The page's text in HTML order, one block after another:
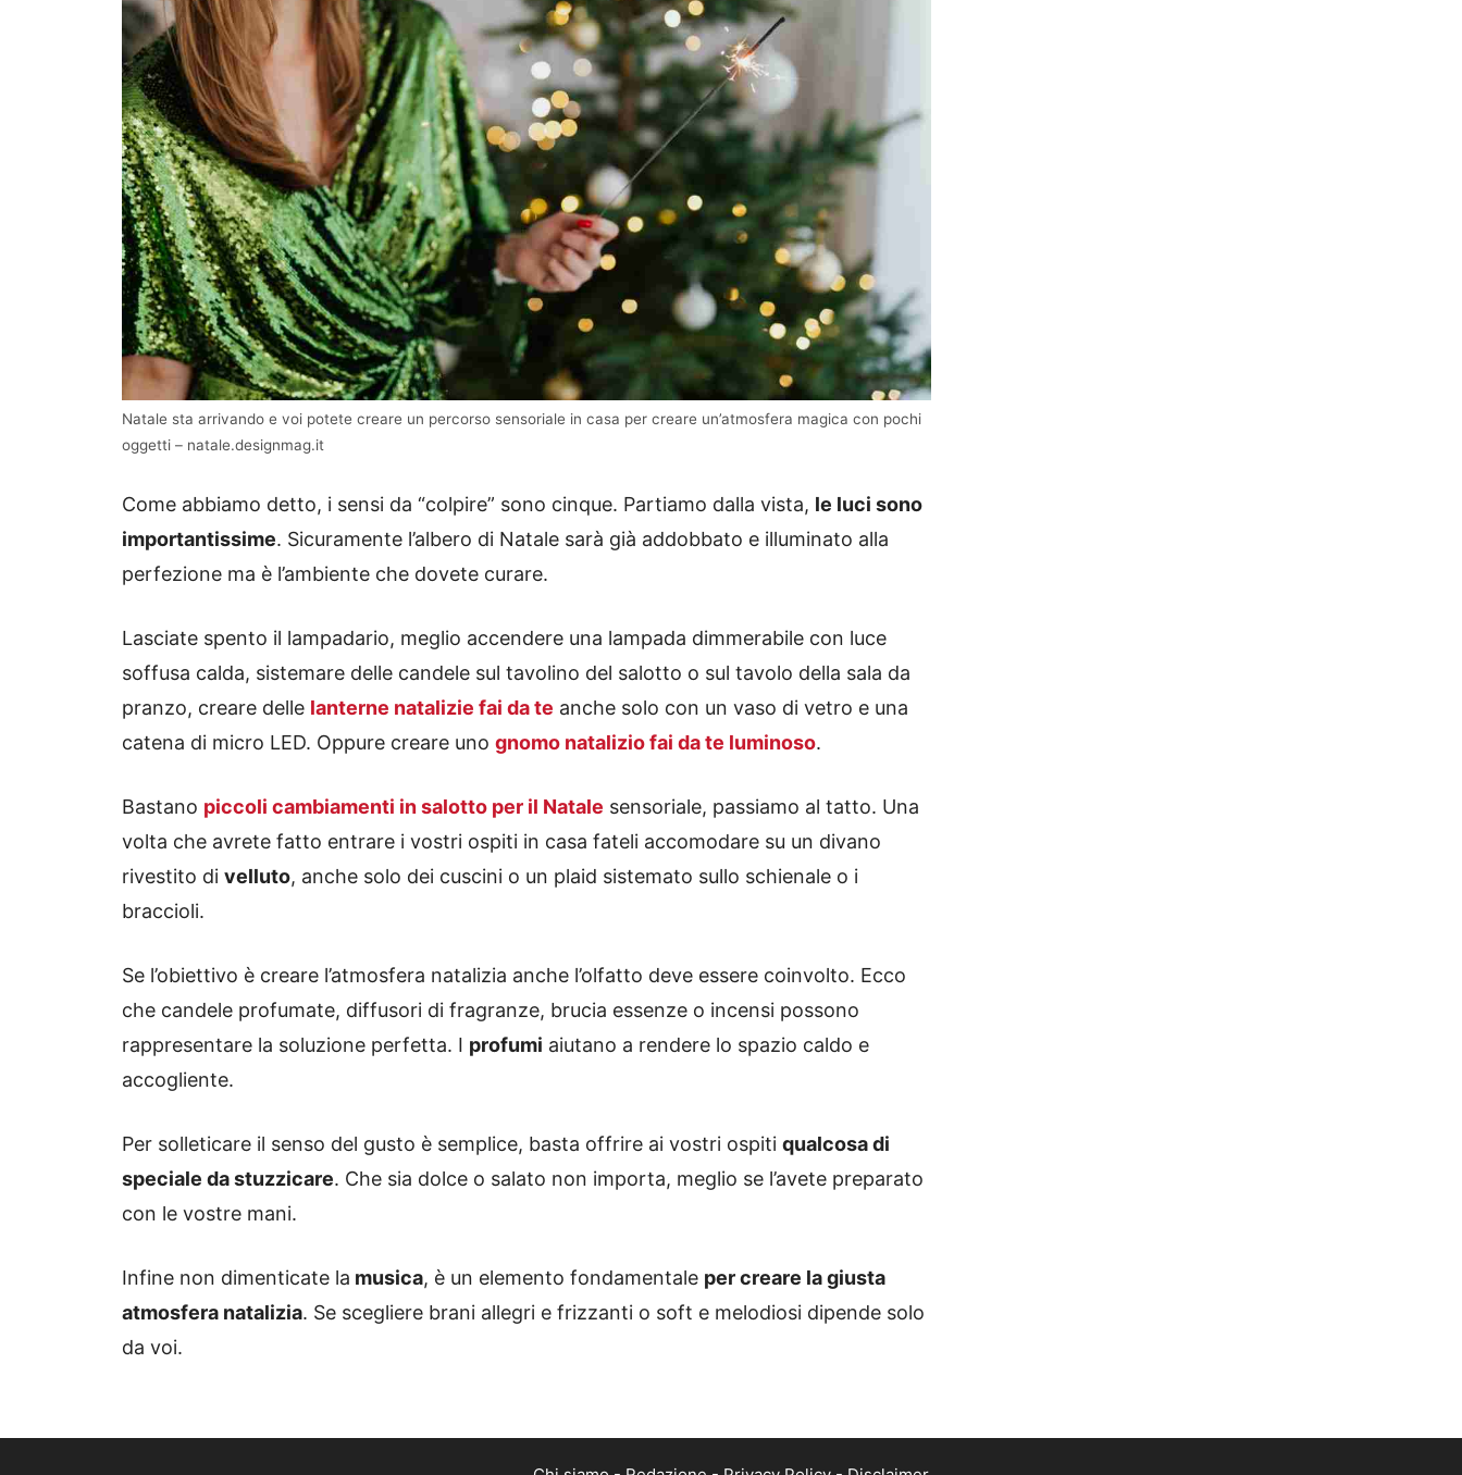
Natale sta arrivando e voi potete creare un percorso sensoriale in casa per creare un’atmosfera magica con pochi
oggetti – natale.designmag.it
Come abbiamo detto, i sensi da “colpire” sono cinque. Partiamo dalla vista, le luci sono
importantissime. Sicuramente l’albero di Natale sarà già addobbato e illuminato alla
perfezione ma è l’ambiente che dovete curare.
Lasciate spento il lampadario, meglio accendere una lampada dimmerabile con luce
soffusa calda, sistemare delle candele sul tavolino del salotto o sul tavolo della sala da
pranzo, creare delle lanterne natalizie fai da te anche solo con un vaso di vetro e una
catena di micro LED. Oppure creare uno gnomo natalizio fai da te luminoso.
Bastano piccoli cambiamenti in salotto per il Natale sensoriale, passiamo al tatto. Una
volta che avrete fatto entrare i vostri ospiti in casa fateli accomodare su un divano
rivestito di velluto, anche solo dei cuscini o un plaid sistemato sullo schienale o i
braccioli.
Se l’obiettivo è creare l’atmosfera natalizia anche l’olfatto deve essere coinvolto. Ecco
che candele profumate, diffusori di fragranze, brucia essenze o incensi possono
rappresentare la soluzione perfetta. I profumi aiutano a rendere lo spazio caldo e
accogliente.
Per solleticare il senso del gusto è semplice, basta offrire ai vostri ospiti qualcosa di
speciale da stuzzicare. Che sia dolce o salato non importa, meglio se l’avete preparato
con le vostre mani.
Infine non dimenticate la musica, è un elemento fondamentale per creare la giusta
atmosfera natalizia. Se scegliere brani allegri e frizzanti o soft e melodiosi dipende solo
da voi.